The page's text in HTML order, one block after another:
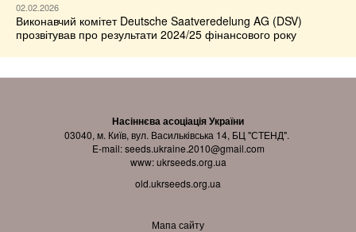
02.02.2026
Виконавчий комітет Deutsche Saatveredelung AG (DSV)
прозвітував про результати 2024/25 фінансового року
Насіннєва асоціація України
03040, м. Київ, вул. Васильківська 14, БЦ "СТЕНД".
E-mail:seeds.ukraine.2010@gmail.com
www:ukrseeds.org.ua
old.ukrseeds.org.ua
Мапа сайту